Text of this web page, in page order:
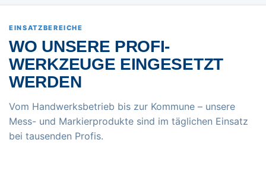
EINSATZBEREICHE
WO UNSERE PROFI-
WERKZEUGE EINGESETZT
WERDEN
Vom Handwerksbetrieb bis zur Kommune – unsere
Mess- und Markierprodukte sind im täglichen Einsatz
bei tausenden Profis.